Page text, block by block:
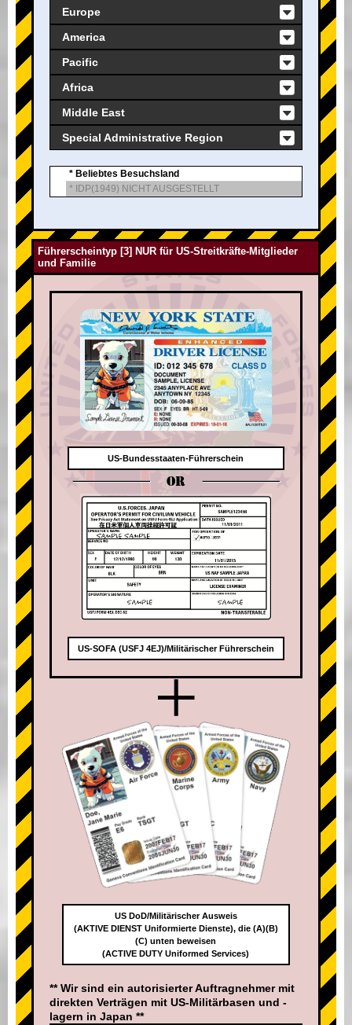
Europe
America
Pacific
Africa
Middle East
Special Administrative Region
* Beliebtes Besuchsland
* IDP(1949) NICHT AUSGESTELLT
Führerscheintyp [3] NUR für US-Streitkräfte-Mitglieder
und Familie
US-Bundesstaaten-Führerschein
OR
US-SOFA (USFJ 4EJ)/Militärischer Führerschein
+
US DoD/Militärischer Ausweis
(AKTIVE DIENST Uniformierte Dienste), die (A)(B)
(C) unten beweisen
(ACTIVE DUTY Uniformed Services)
** Wir sind ein autorisierter Auftragnehmer mit
direkten Verträgen mit US-Militärbasen und -
lagern in Japan **